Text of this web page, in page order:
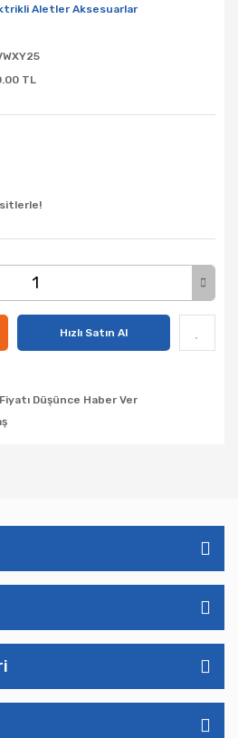
Aletler Aksesuarlar
TL
Hızlı Satın Al
Fiyatı Düşünce Haber Ver